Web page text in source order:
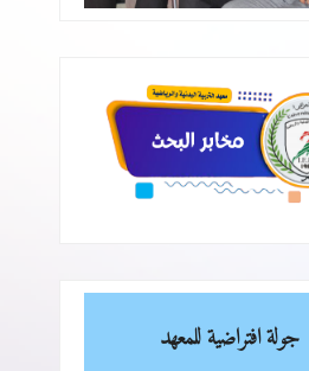
جولة افتراضية للمعهد